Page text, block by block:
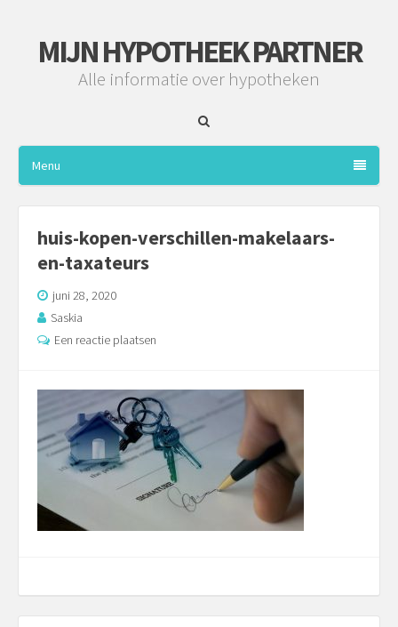
MIJN HYPOTHEEK PARTNER
Alle informatie over hypotheken
Menu
huis-kopen-verschillen-makelaars-
en-taxateurs
juni 28, 2020
Saskia
Een reactie plaatsen